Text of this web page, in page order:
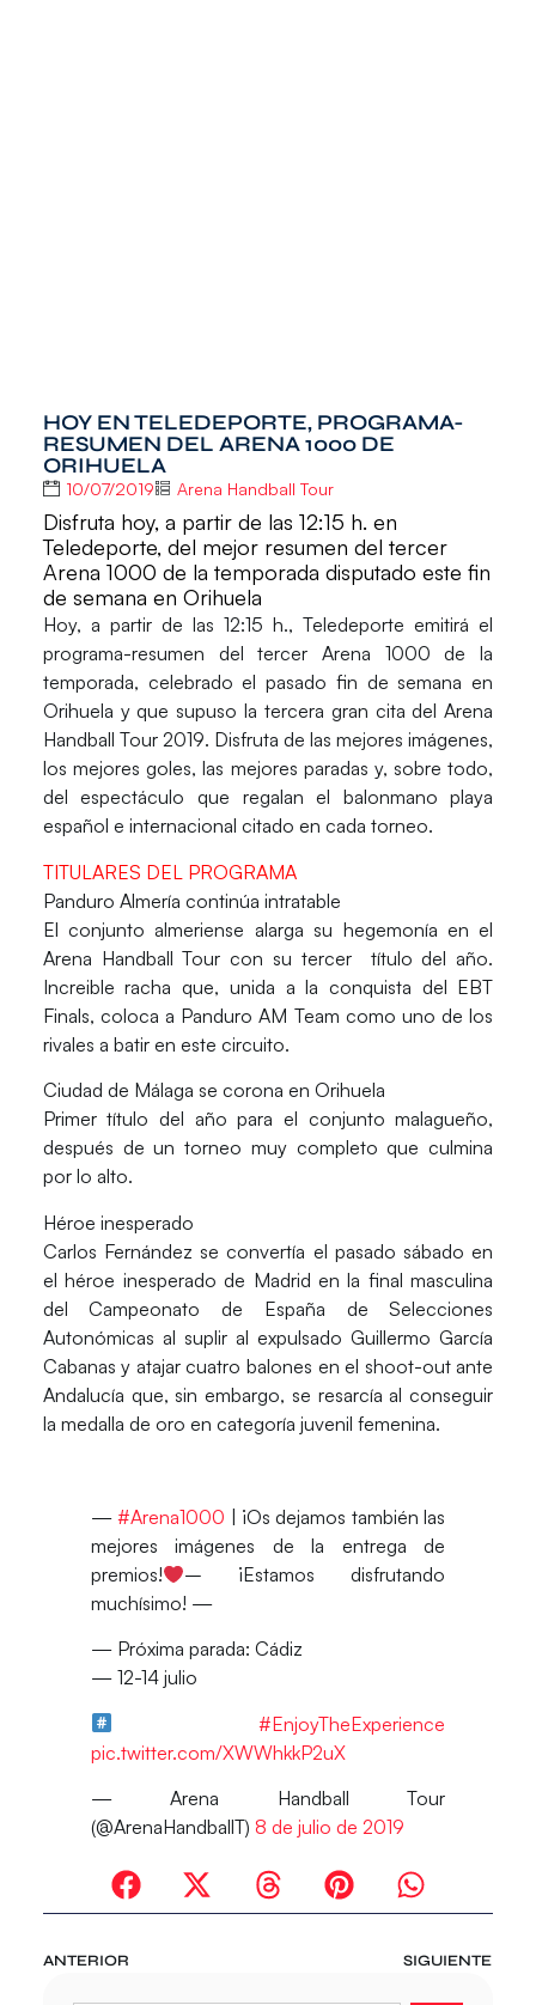
HOY EN TELEDEPORTE, PROGRAMA-
RESUMEN DEL ARENA 1000 DE
ORIHUELA
10/07/2019 Arena Handball Tour
Disfruta hoy, a partir de las 12:15 h. en
Teledeporte, del mejor resumen del tercer
Arena 1000 de la temporada disputado este fin
de semana en Orihuela
Hoy, a partir de las 12:15 h.,Teledeporte emitirá el
programa-resumen del tercer Arena 1000 de la
temporada, celebrado el pasado fin de semana en
Orihuela y que supuso la tercera gran cita delArena
Handball Tour 2019. Disfruta de las mejores imágenes,
los mejores goles, las mejores paradas y, sobre todo,
del espectáculo que regalan el balonmano playa
español e internacional citado en cada torneo.
TITULARES DEL PROGRAMA
Panduro Almería continúa intratable
El conjunto almeriense alarga su hegemonía en el
Arena Handball Tour con su tercer título del año.
Increible racha que, unida a la conquista del EBT
Finals, coloca a Panduro AM Team como uno de los
rivales a batir en este circuito.
Ciudad de Málaga se corona en Orihuela
Primer título del año para el conjunto malagueño,
después de un torneo muy completo que culmina
por lo alto.
Héroe inesperado
Carlos Fernández se convertía el pasado sábado en
el héroe inesperado de Madrid en la final masculina
del Campeonato de España de Selecciones
Autonómicas al suplir al expulsado Guillermo García
Cabanas y atajar cuatro balones en el shoot-out ante
Andalucía que, sin embargo, se resarcía al conseguir
la medalla de oro en categoría juvenil femenina.
—#Arena1000 | ¡Os dejamos también las
mejores imágenes de la entrega de
premios!
– ¡Estamos disfrutando
muchísimo! —
— Próxima parada: Cádiz
— 12-14 julio
#EnjoyTheExperience
pic.twitter.com/XWWhkkP2uX
— Arena Handball Tour
(@ArenaHandballT) 8 de julio de 2019
ANTERIOR SIGUIENTE